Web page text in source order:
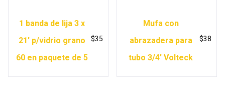
1 banda de lija 3 x
21′ p/vidrio grano
60 en paquete de 5
$35
Mufa con
abrazadera para
tubo 3/4′ Volteck
$38